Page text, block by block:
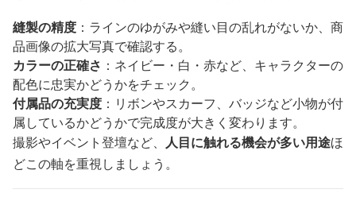
縫製の精度 ：ラインのゆがみや縫い目の乱れがないか、商
品画像の拡大写真で確認する。
カラーの正確さ ：ネイビー・白・赤など、キャラクターの
配色に忠実かどうかをチェック。
付属品の充実度 ：リボンやスカーフ、バッジなど小物が付
属しているかどうかで完成度が大きく変わります。
撮影やイベント登壇など、 人目に触れる機会が多い用途ほ
どこの軸を重視しましょう。